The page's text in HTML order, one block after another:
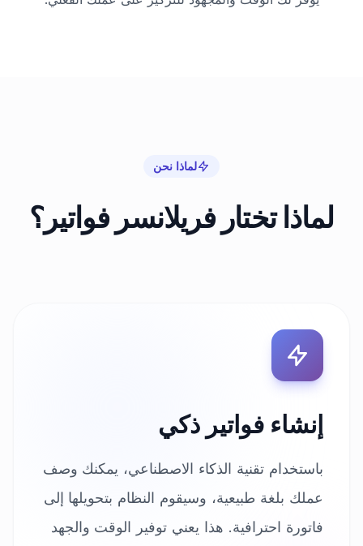
لماذا نحن
لماذا تختار فريلانسر فواتير؟
إنشاء فواتير ذكي
باستخدام تقنية الذكاء الاصطناعي، يمكنك وصف
عملك بلغة طبيعية، وسيقوم النظام بتحويلها إلى
فاتورة احترافية. هذا يعني توفير الوقت والجهد